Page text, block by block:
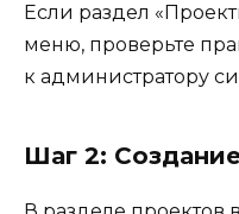
Если раздел
меню, проверьте
к администратору
Шаг 2: